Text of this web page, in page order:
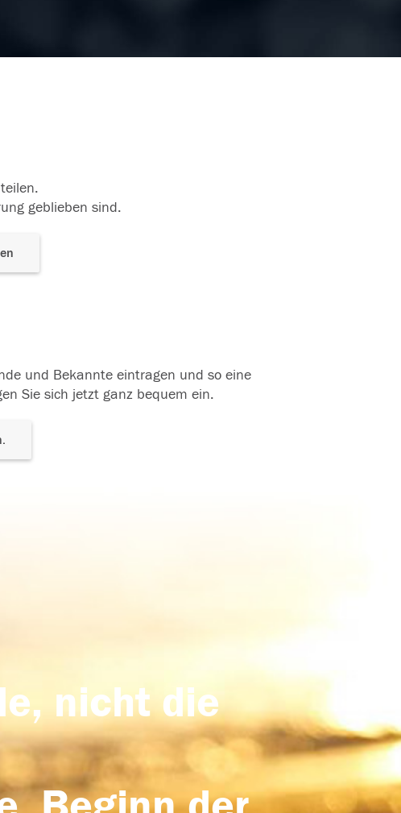
geblieben sind.
und Bekannte eintragen und so eine
Sie sich jetzt ganz bequem ein.
nicht die